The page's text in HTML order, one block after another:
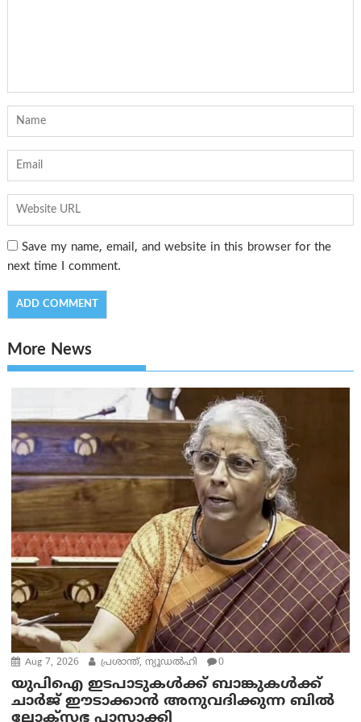
Save my name, email, and website in this browser for the
next time I comment.
More News
Aug 7, 2026 പ്രശാന്ത്, ന്യൂഡല്‍ഹി 0
യുപിഐ ഇടപാടുകൾക്ക് ബാങ്കുകൾക്ക്
ചാർജ് ഈടാക്കാൻ അനുവദിക്കുന്ന ബിൽ